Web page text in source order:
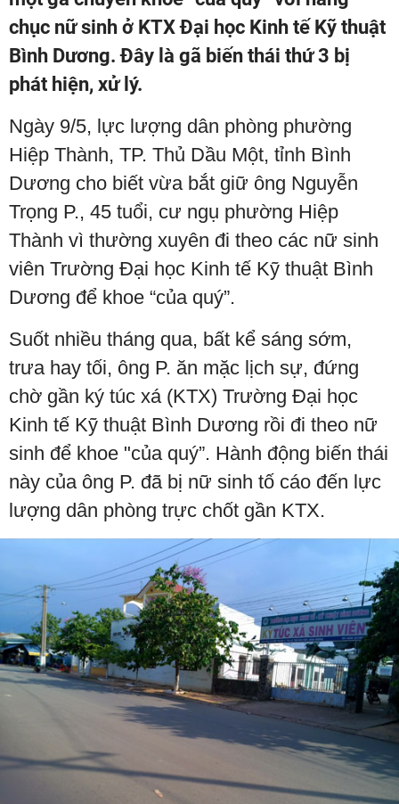
chục nữ sinh ở KTX Đại học Kinh tế Kỹ thuật
Bình Dương. Đây là gã biến thái thứ 3 bị
phát hiện, xử lý.
Ngày 9/5, lực lượng dân phòng phường
Hiệp Thành, TP. Thủ Dầu Một, tỉnh Bình
Dương cho biết vừa bắt giữ ông Nguyễn
Trọng P., 45 tuổi, cư ngụ phường Hiệp
Thành vì thường xuyên đi theo các nữ sinh
viên Trường Đại học Kinh tế Kỹ thuật Bình
Dương để khoe “của quý”.
Suốt nhiều tháng qua, bất kể sáng sớm,
trưa hay tối, ông P. ăn mặc lịch sự, đứng
chờ gần ký túc xá (KTX) Trường Đại học
Kinh tế Kỹ thuật Bình Dương rồi đi theo nữ
sinh để khoe "của quý”. Hành động biến thái
này của ông P. đã bị nữ sinh tố cáo đến lực
lượng dân phòng trực chốt gần KTX.